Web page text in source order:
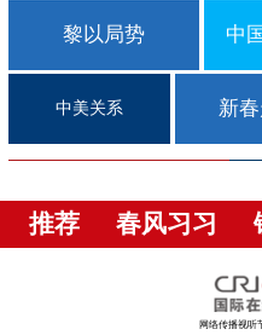
黎以局势 中
中美关系 新
推荐 春风习习
网络传播视听